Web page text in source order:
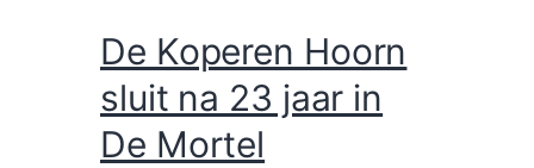
De Koperen Hoorn
sluit na 23 jaar in
De Mortel